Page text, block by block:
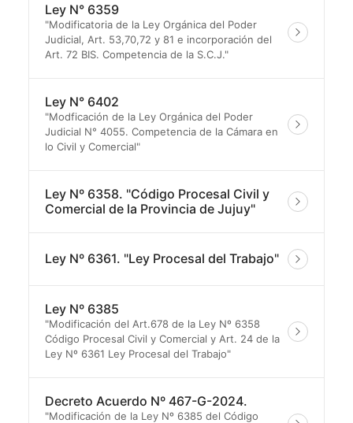
Ley N° 6359
"Modificatoria de la Ley Orgánica del Poder
Judicial, Art. 53,70,72 y 81 e incorporación del
Art. 72 BIS. Competencia de la S.C.J."
Ley N° 6402
"Modficación de la Ley Orgánica del Poder
Judicial N° 4055. Competencia de la Cámara en
lo Civil y Comercial"
Ley Nº 6358. "Código Procesal Civil y
Comercial de la Provincia de Jujuy"
Ley Nº 6361. "Ley Procesal del Trabajo"
Ley Nº 6385
"Modificación del Art.678 de la Ley Nº 6358
Código Procesal Civil y Comercial y Art. 24 de la
Ley Nº 6361 Ley Procesal del Trabajo"
Decreto Acuerdo Nº 467-G-2024.
"Modificación de la Ley Nº 6385 del Código